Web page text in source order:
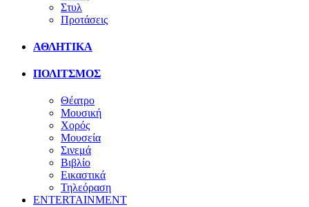
Στυλ
Προτάσεις
ΑΘΛΗΤΙΚΑ
ΠΟΛΙΤΣΜΟΣ
Θέατρο
Μουσική
Χορός
Μουσεία
Σινεμά
Βιβλίο
Εικαστικά
Τηλεόραση
ENTERTAINMENT